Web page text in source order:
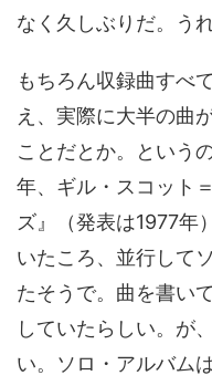
なく久しぶりだ。うれ
もちろん収録曲すべ
え、実際に大半の曲
ことだとか。という
年、ギル・スコット
ズ』（発表は1977年
いたころ、並行して
たそうで。曲を書い
していたらしい。が
い。ソロ・アルバム